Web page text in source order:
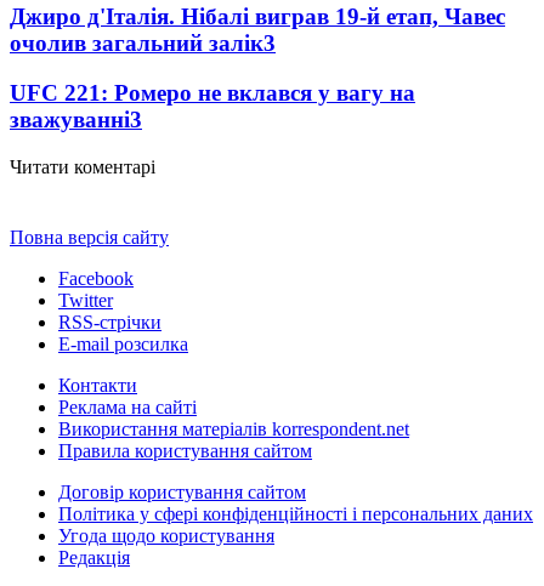
Джиро д'Італія. Нібалі виграв 19-й етап, Чавес
очолив загальний залік3
UFC 221: Ромеро не вклався у вагу на
зважуванні3
Читати коментарі
Повна версія сайту
Facebook
Twitter
RSS-стрічки
E-mail розсилка
Контакти
Реклама на сайті
Використання матеріалів korrespondent.net
Правила користування сайтом
Договір користування сайтом
Політика у сфері конфіденційності і персональних даних
Угода щодо користування
Редакція